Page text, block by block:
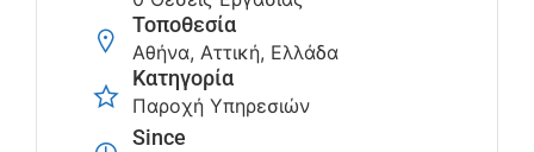
Τοποθεσία
Αθήνα, Αττική, Ελλάδα
Κατηγορία
Παροχή Υπηρεσιών
Since